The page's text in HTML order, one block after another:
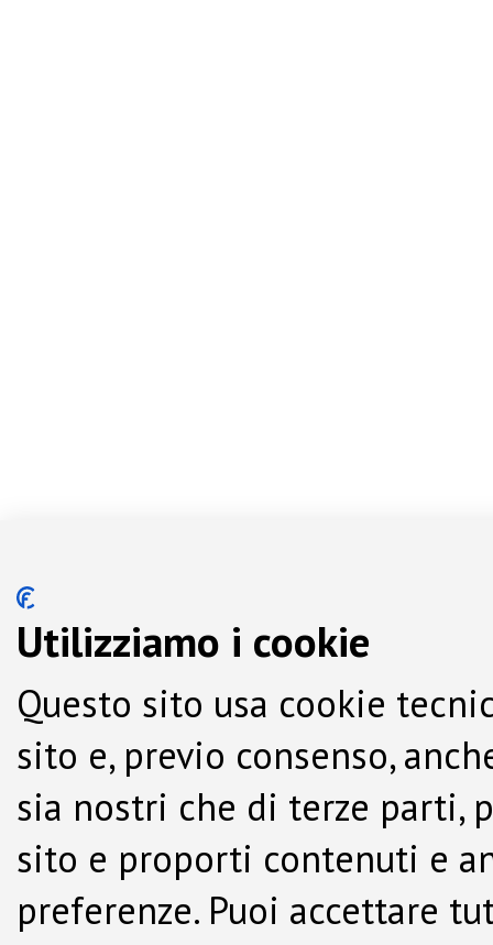
Utilizziamo i cookie
Questo sito usa cookie
sito e, previo consenso,
sia nostri che di terze parti,
sito e proporti contenuti e
preferenze. Puoi accettare